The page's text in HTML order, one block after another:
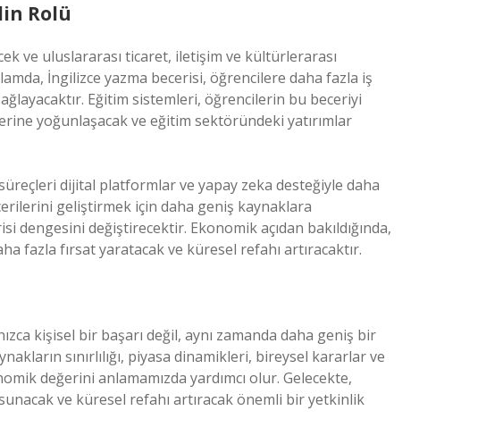
Rolü
ve uluslararası ticaret, iletişim ve kültürlerarası
İngilizce yazma becerisi, öğrencilere daha fazla iş
Eğitim sistemleri, öğrencilerin bu beceriyi
yoğunlaşacak ve eğitim sektöründeki yatırımlar
dijital platformlar ve yapay zeka desteğiyle daha
geliştirmek için daha geniş kaynaklara
değiştirecektir. Ekonomik açıdan bakıldığında,
fazla fırsat yaratacak ve küresel refahı artıracaktır.
kişisel bir başarı değil, aynı zamanda daha geniş bir
sınırlılığı, piyasa dinamikleri, bireysel kararlar ve
değerini anlamamızda yardımcı olur. Gelecekte,
ve küresel refahı artıracak önemli bir yetkinlik